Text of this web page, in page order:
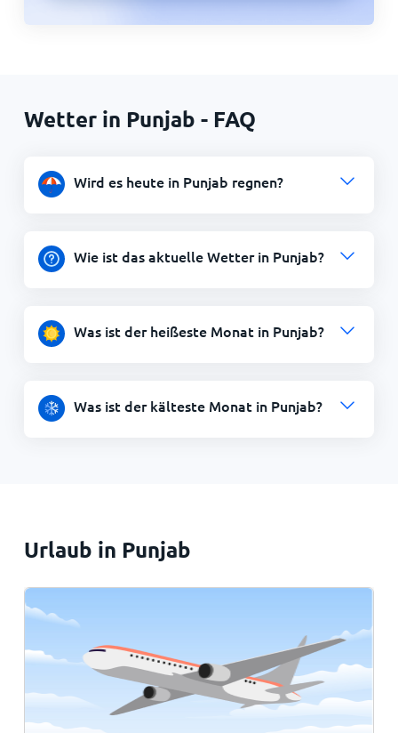
Wetter in Punjab - FAQ
Wird es heute in Punjab regnen?
Wie ist das aktuelle Wetter in Punjab?
Was ist der heißeste Monat in Punjab?
Was ist der kälteste Monat in Punjab?
Urlaub in Punjab